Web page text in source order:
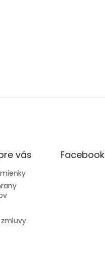
vás Facebook